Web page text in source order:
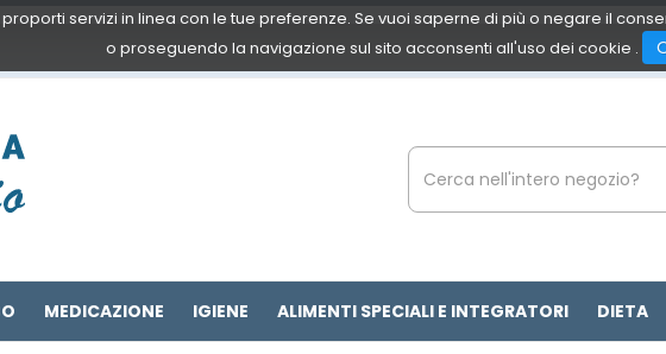
servizi in linea con le tue preferenze. Se vuoi saperne di più o negare il
o proseguendo la navigazione sul sito acconsenti all'uso dei cookie .
Cerca
Prodotto
MEDICAZIONE IGIENE ALIMENTI SPECIALI E INTEGRATORI DIETA